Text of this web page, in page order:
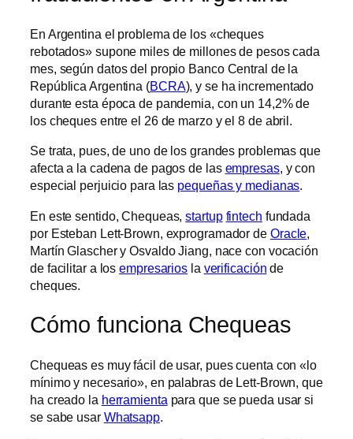
En Argentina el problema de los «cheques
rebotados» supone miles de millones de pesos cada
mes, según datos del propio Banco Central de la
República Argentina (BCRA), y se ha incrementado
durante esta época de pandemia, con un 14,2% de
los cheques entre el 26 de marzo y el 8 de abril.
Se trata, pues, de uno de los grandes problemas que
afecta a la cadena de pagos de las empresas, y con
especial perjuicio para las pequeñas y medianas.
En este sentido, Chequeas,startup fintech fundada
por Esteban Lett-Brown, exprogramador de Oracle
Martín Glascher y Osvaldo Jiang, nace con vocación
de facilitar a losempresarios la verificación de
cheques.
Cómo funciona Chequeas
Chequeas es muy fácil de usar, pues cuenta con «lo
mínimo y necesario», en palabras de Lett-Brown, que
ha creado la herramienta para que se pueda usar si
se sabe usar Whatsapp.